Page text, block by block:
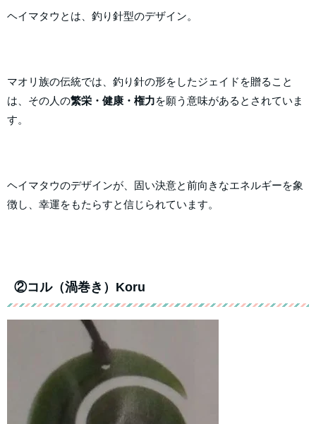
ヘイマタウとは、釣り針型のデザイン。
マオリ族の伝統では、釣り針の形をしたジェイドを贈ること
は、その人の繁栄・健康・権力を願う意味があるとされていま
す。
ヘイマタウのデザインが、固い決意と前向きなエネルギーを象
徴し、幸運をもたらすと信じられています。
②コル（渦巻き）Koru